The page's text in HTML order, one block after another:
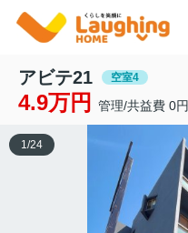
アビテ21 空室4
4.9万円 管理/共益費 0円
1 /24